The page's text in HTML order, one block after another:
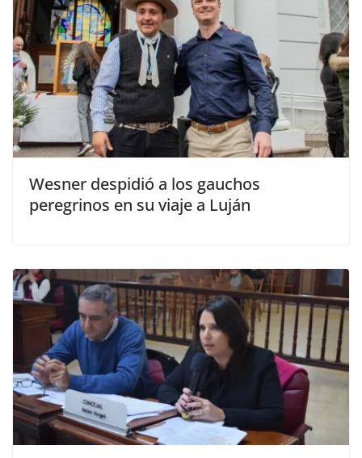
Wesner despidió a los gauchos
peregrinos en su viaje a Luján